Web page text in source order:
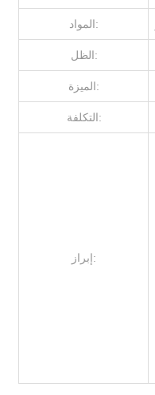
المواد:
الظل:
الميزة:
التكلفة:
إبراز: